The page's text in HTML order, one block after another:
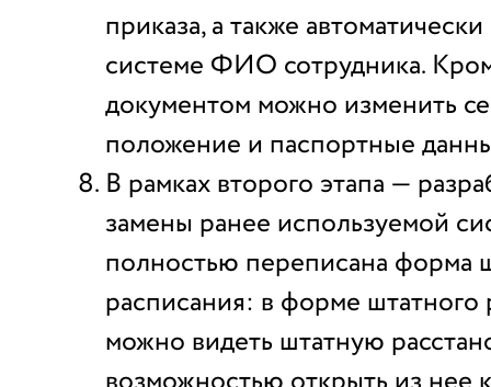
приказа, а также
системе ФИО сотрудника.
документом можно изменить
положение и паспортные
В рамках второго этапа —
замены ранее используемой
полностью переписана форма
расписания: в форме штатного
можно видеть штатную